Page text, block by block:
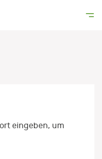
eingeben, um